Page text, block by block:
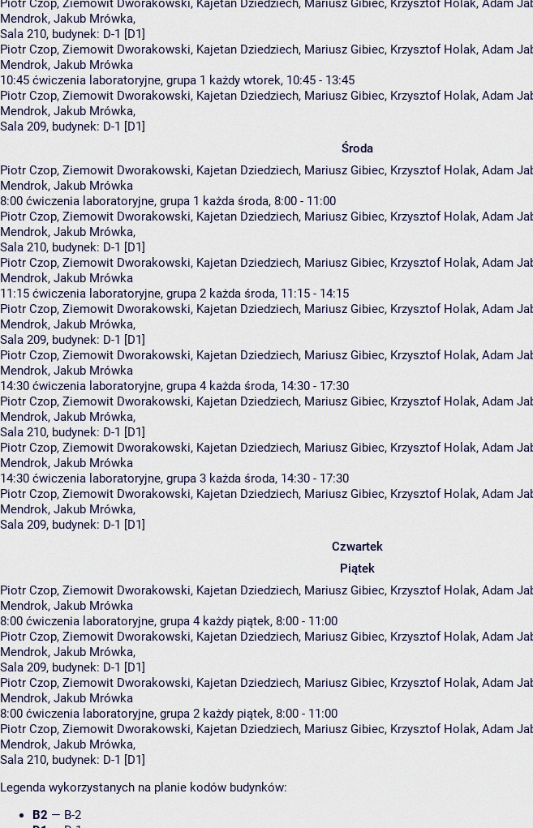
Piotr Czop, Ziemowit Dworakowski, Kajetan Dziedziech, Mariusz Gibiec, Krzysztof Holak, Adam
Mendrok, Jakub Mrówka,
Sala 210, budynek: D-1 [D1]
Piotr Czop, Ziemowit Dworakowski, Kajetan Dziedziech, Mariusz Gibiec, Krzysztof Holak, Adam
Mendrok, Jakub Mrówka
10:45 ćwiczenia laboratoryjne, grupa 1 każdy wtorek, 10:45 - 13:45
Piotr Czop, Ziemowit Dworakowski, Kajetan Dziedziech, Mariusz Gibiec, Krzysztof Holak, Adam
Mendrok, Jakub Mrówka,
Sala 209, budynek: D-1 [D1]
Środa
Piotr Czop, Ziemowit Dworakowski, Kajetan Dziedziech, Mariusz Gibiec, Krzysztof Holak, Adam
Mendrok, Jakub Mrówka
8:00 ćwiczenia laboratoryjne, grupa 1 każda środa, 8:00 - 11:00
Piotr Czop, Ziemowit Dworakowski, Kajetan Dziedziech, Mariusz Gibiec, Krzysztof Holak, Adam
Mendrok, Jakub Mrówka,
Sala 210, budynek: D-1 [D1]
Piotr Czop, Ziemowit Dworakowski, Kajetan Dziedziech, Mariusz Gibiec, Krzysztof Holak, Adam
Mendrok, Jakub Mrówka
11:15 ćwiczenia laboratoryjne, grupa 2 każda środa, 11:15 - 14:15
Piotr Czop, Ziemowit Dworakowski, Kajetan Dziedziech, Mariusz Gibiec, Krzysztof Holak, Adam
Mendrok, Jakub Mrówka,
Sala 209, budynek: D-1 [D1]
Piotr Czop, Ziemowit Dworakowski, Kajetan Dziedziech, Mariusz Gibiec, Krzysztof Holak, Adam
Mendrok, Jakub Mrówka
14:30 ćwiczenia laboratoryjne, grupa 4 każda środa, 14:30 - 17:30
Piotr Czop, Ziemowit Dworakowski, Kajetan Dziedziech, Mariusz Gibiec, Krzysztof Holak, Adam
Mendrok, Jakub Mrówka,
Sala 210, budynek: D-1 [D1]
Piotr Czop, Ziemowit Dworakowski, Kajetan Dziedziech, Mariusz Gibiec, Krzysztof Holak, Adam
Mendrok, Jakub Mrówka
14:30 ćwiczenia laboratoryjne, grupa 3 każda środa, 14:30 - 17:30
Piotr Czop, Ziemowit Dworakowski, Kajetan Dziedziech, Mariusz Gibiec, Krzysztof Holak, Adam
Mendrok, Jakub Mrówka,
Sala 209, budynek: D-1 [D1]
Czwartek
Piątek
Piotr Czop, Ziemowit Dworakowski, Kajetan Dziedziech, Mariusz Gibiec, Krzysztof Holak, Adam
Mendrok, Jakub Mrówka
8:00 ćwiczenia laboratoryjne, grupa 4 każdy piątek, 8:00 - 11:00
Piotr Czop, Ziemowit Dworakowski, Kajetan Dziedziech, Mariusz Gibiec, Krzysztof Holak, Adam
Mendrok, Jakub Mrówka,
Sala 209, budynek: D-1 [D1]
Piotr Czop, Ziemowit Dworakowski, Kajetan Dziedziech, Mariusz Gibiec, Krzysztof Holak, Adam
Mendrok, Jakub Mrówka
8:00 ćwiczenia laboratoryjne, grupa 2 każdy piątek, 8:00 - 11:00
Piotr Czop, Ziemowit Dworakowski, Kajetan Dziedziech, Mariusz Gibiec, Krzysztof Holak, Adam
Mendrok, Jakub Mrówka,
Sala 210, budynek: D-1 [D1]
Legenda wykorzystanych na planie kodów budynków:
B2 — B-2